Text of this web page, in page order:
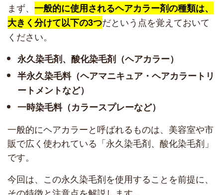
まず、 一般的に使用されるヘアカラー剤の種類は、
大きく分けて以下の3つだという点を覚えておいて
ください。
永久染毛剤、酸化染毛剤（ヘアカラー）
半永久染毛料（ヘアマニキュア・ヘアカラートリ
ートメントなど）
一時染毛料（カラースプレーなど）
一般的にヘアカラーと呼ばれるものは、美容室や市
販で広く使われている「永久染毛剤、酸化染毛剤」
です。
今回は、この永久染毛剤を使用することを前提に、